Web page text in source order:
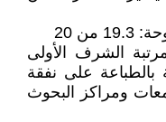
الشرف الأولى
بالطباعة على نفقة
ومراكز البحوث